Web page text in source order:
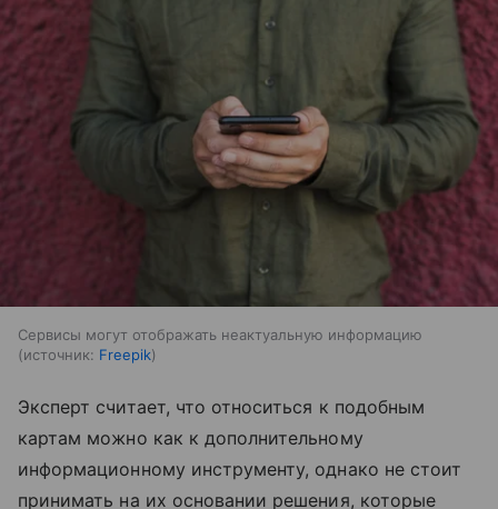
Сервисы могут отображать неактуальную информацию
источник: Freepik
Эксперт считает, что относиться к подобным
картам можно как к дополнительному
информационному инструменту, однако не стоит
принимать на их основании решения, которые